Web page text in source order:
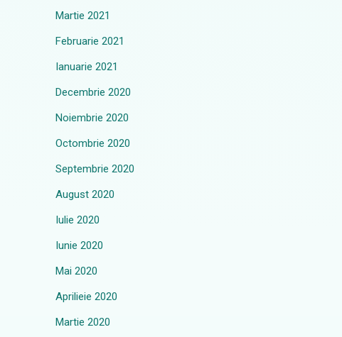
Martie 2021
Februarie 2021
Ianuarie 2021
Decembrie 2020
Noiembrie 2020
Octombrie 2020
Septembrie 2020
August 2020
Iulie 2020
Iunie 2020
Mai 2020
Aprilieie 2020
Martie 2020